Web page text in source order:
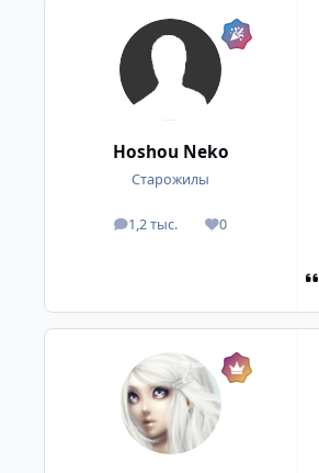
Hoshou Neko
Старожилы
1,2 тыс.
посты 0
Репутация